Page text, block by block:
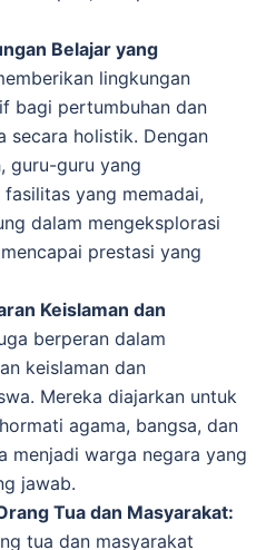
Belajar yang
lingkungan
bagi pertumbuhan dan
secara holistik. Dengan
guru-guru yang
yang memadai,
dalam mengeksplorasi
prestasi yang
Keislaman dan
berperan dalam
keislaman dan
Mereka diajarkan untuk
agama, bangsa, dan
menjadi warga negara yang
jawab.
Tua dan Masyarakat:
tua dan masyarakat